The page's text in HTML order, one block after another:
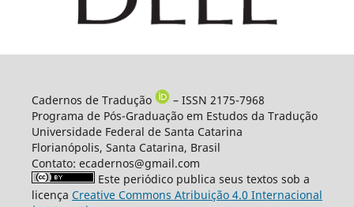
Cadernos de Tradução
– ISSN 2175-7968
Programa de Pós-Graduação em Estudos da Tradução
Universidade Federal de Santa Catarina
Florianópolis, Santa Catarina, Brasil
Contato: ecadernos@gmail.com
Este periódico publica seus textos sob a
licença Creative Commons Atribuição 4.0 Internacional